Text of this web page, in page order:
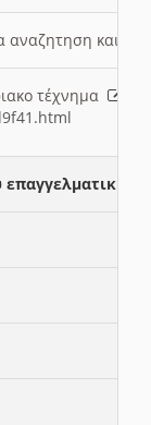
αναζητηση και
τέχνημα